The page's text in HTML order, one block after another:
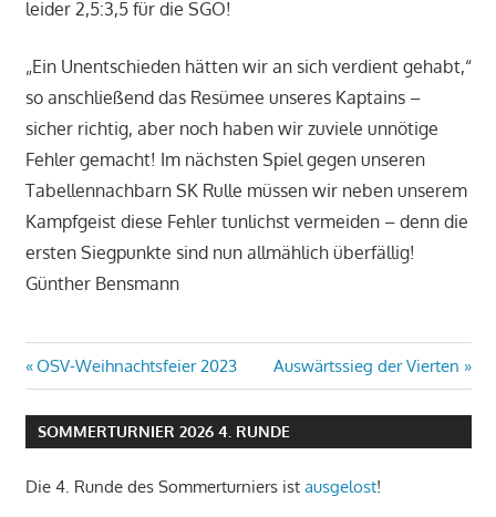
leider 2,5:3,5 für die SGO!
„Ein Unentschieden hätten wir an sich verdient gehabt,“
so anschließend das Resümee unseres Kaptains –
sicher richtig, aber noch haben wir zuviele unnötige
Fehler gemacht! Im nächsten Spiel gegen unseren
Tabellennachbarn SK Rulle müssen wir neben unserem
Kampfgeist diese Fehler tunlichst vermeiden – denn die
ersten Siegpunkte sind nun allmählich überfällig!
Günther Bensmann
Beitragsnavigation
Vorheriger
Beitrag:
OSV-Weihnachtsfeier 2023
Nächster
Beitrag:
Auswärtssieg der Vierten
SOMMERTURNIER 2026 4. RUNDE
Die 4. Runde des Sommerturniers ist ausgelost!